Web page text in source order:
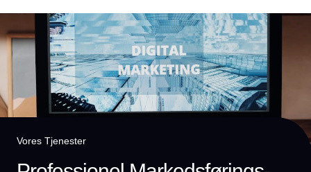
Vores Tjenester